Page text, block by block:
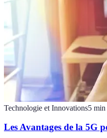
Technologie et Innovations5 min
Les Avantages de la 5G